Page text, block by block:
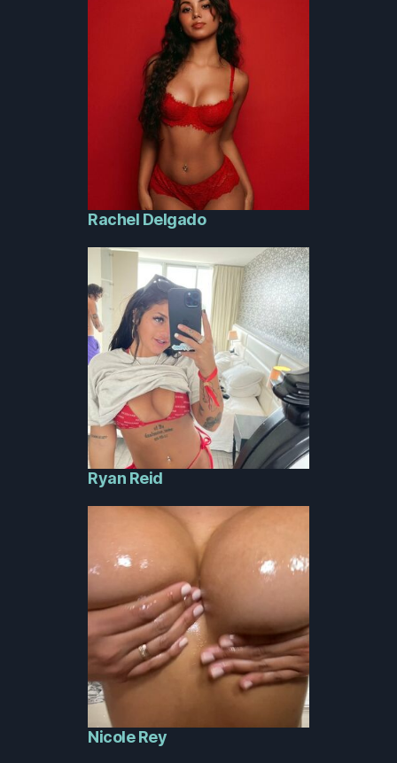
Rachel Delgado
Ryan Reid
Nicole Rey